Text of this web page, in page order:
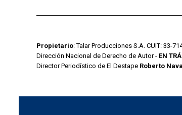
Propietario: Talar Producciones S.A. CUIT: 33-
Dirección Nacional de Derecho de Autor - EN
Director Periodístico de El Destape Roberto